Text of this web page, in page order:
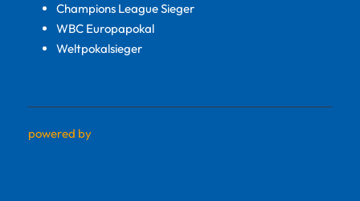
Champions League Sieger
WBC Europapokal
Weltpokalsieger
powered by